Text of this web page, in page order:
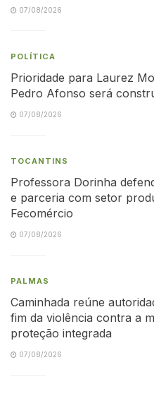
07/08/2026
POLÍTICA
Prioridade para Laurez
Pedro Afonso será
07/08/2026
TOCANTINS
Professora Dorinha
e parceria com setor
Fecomércio
07/08/2026
PALMAS
Caminhada reúne
fim da violência contra a
proteção integrada
07/08/2026